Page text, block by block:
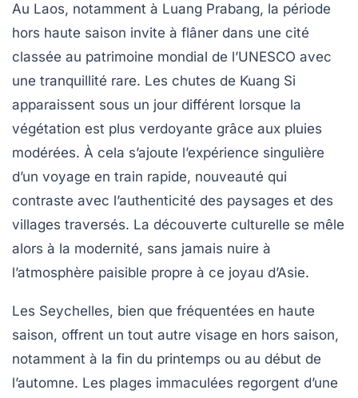
Au Laos, notamment à Luang Prabang, la période
hors haute saison invite à flâner dans une cité
classée au patrimoine mondial de l’UNESCO avec
une tranquillité rare. Les chutes de Kuang Si
apparaissent sous un jour différent lorsque la
végétation est plus verdoyante grâce aux pluies
modérées. À cela s’ajoute l’expérience singulière
d’un voyage en train rapide, nouveauté qui
contraste avec l’authenticité des paysages et des
villages traversés. La découverte culturelle se mêle
alors à la modernité, sans jamais nuire à
l’atmosphère paisible propre à ce joyau d’Asie.
Les Seychelles, bien que fréquentées en haute
saison, offrent un tout autre visage en hors saison,
notamment à la fin du printemps ou au début de
l’automne. Les plages immaculées regorgent d’une